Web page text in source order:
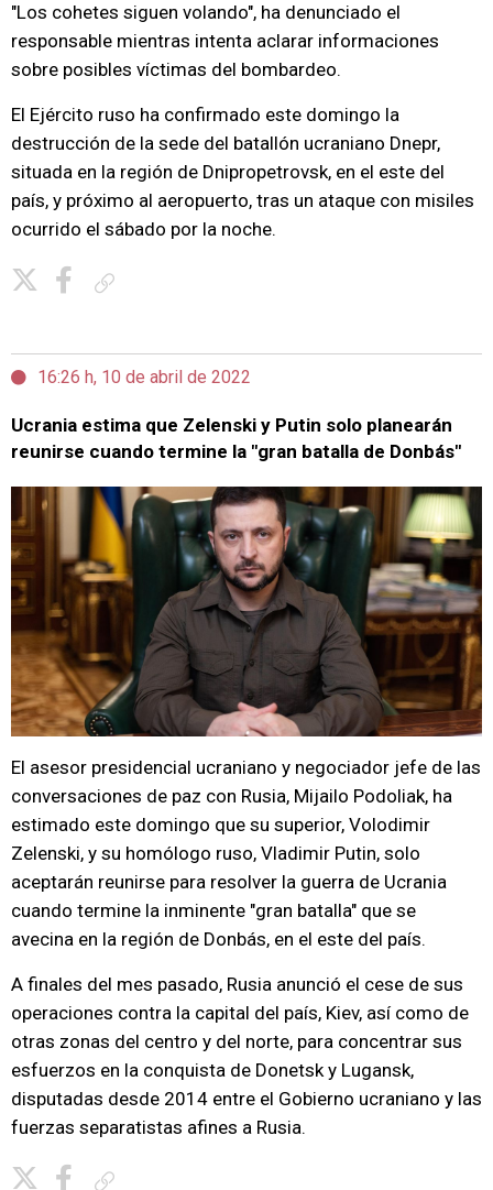
"Los cohetes siguen volando", ha denunciado el
responsable mientras intenta aclarar informaciones
sobre posibles víctimas del bombardeo.
El Ejército ruso ha confirmado este domingo la
destrucción de la sede del batallón ucraniano Dnepr,
situada en la región de Dnipropetrovsk, en el este del
país, y próximo al aeropuerto, tras un ataque con misiles
ocurrido el sábado por la noche.
16:26 h, 10 de abril de 2022
Ucrania estima que Zelenski y Putin solo planearán
reunirse cuando termine la "gran batalla de Donbás"
El asesor presidencial ucraniano y negociador jefe de las
conversaciones de paz con Rusia, Mijailo Podoliak, ha
estimado este domingo que su superior, Volodimir
Zelenski, y su homólogo ruso, Vladimir Putin, solo
aceptarán reunirse para resolver la guerra de Ucrania
cuando termine la inminente "gran batalla" que se
avecina en la región de Donbás, en el este del país.
A finales del mes pasado, Rusia anunció el cese de sus
operaciones contra la capital del país, Kiev, así como de
otras zonas del centro y del norte, para concentrar sus
esfuerzos en la conquista de Donetsk y Lugansk,
disputadas desde 2014 entre el Gobierno ucraniano y las
fuerzas separatistas afines a Rusia.